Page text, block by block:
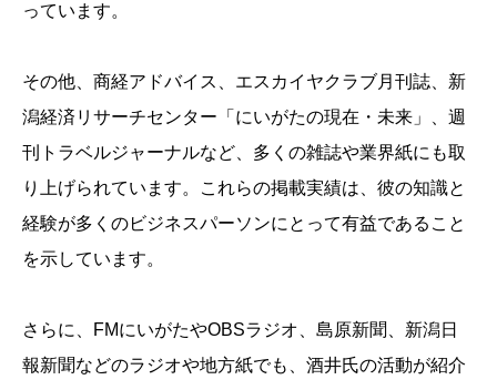
っています。
その他、商経アドバイス、エスカイヤクラブ月刊誌、新
潟経済リサーチセンター「にいがたの現在・未来」、週
刊トラベルジャーナルなど、多くの雑誌や業界紙にも取
り上げられています。これらの掲載実績は、彼の知識と
経験が多くのビジネスパーソンにとって有益であること
を示しています。
さらに、FMにいがたやOBSラジオ、島原新聞、新潟日
報新聞などのラジオや地方紙でも、酒井氏の活動が紹介